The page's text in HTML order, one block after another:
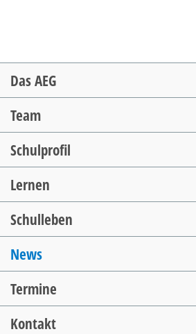
Navigation
überspringen
Das AEG
Team
Schulprofil
Lernen
Schulleben
News
Termine
Kontakt